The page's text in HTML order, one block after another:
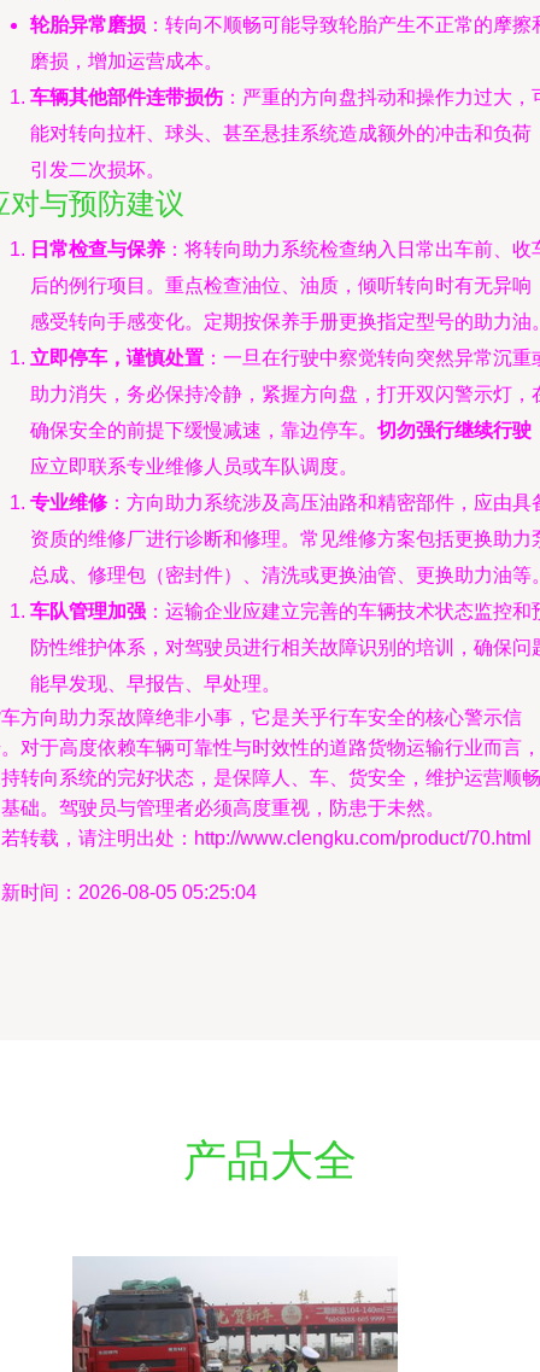
轮胎异常磨损 ：转向不顺畅可能导致轮胎产生不正常的摩擦
磨损，增加运营成本。
车辆其他部件连带损伤：严重的方向盘抖动和操作力过大，
能对转向拉杆、球头、甚至悬挂系统造成额外的冲击和负荷
引发二次损坏。
对与预防建议
日常检查与保养 ：将转向助力系统检查纳入日常出车前、收
后的例行项目。重点检查油位、油质，倾听转向时有无异响
感受转向手感变化。定期按保养手册更换指定型号的助力油
立即停车，谨慎处置 ：一旦在行驶中察觉转向突然异常沉重
助力消失，务必保持冷静，紧握方向盘，打开双闪警示灯，
确保安全的前提下缓慢减速，靠边停车。 切勿强行继续行驶
应立即联系专业维修人员或车队调度。
专业维修 ：方向助力系统涉及高压油路和精密部件，应由具
资质的维修厂进行诊断和修理。常见维修方案包括更换助力
总成、修理包（密封件）、清洗或更换油管、更换助力油等
车队管理加强 ：运输企业应建立完善的车辆技术状态监控和
防性维护体系，对驾驶员进行相关故障识别的培训，确保问
能早发现、早报告、早处理。
方向助力泵故障绝非小事，它是关乎行车安全的核心警示信
对于高度依赖车辆可靠性与时效性的道路货物运输行业而言，
转向系统的完好状态，是保障人、车、货安全，维护运营顺畅
础。驾驶员与管理者必须高度重视，防患于未然。
转载，请注明出处：http://www.clengku.com/product/70.html
时间：2026-08-05 05:25:04
产品大全